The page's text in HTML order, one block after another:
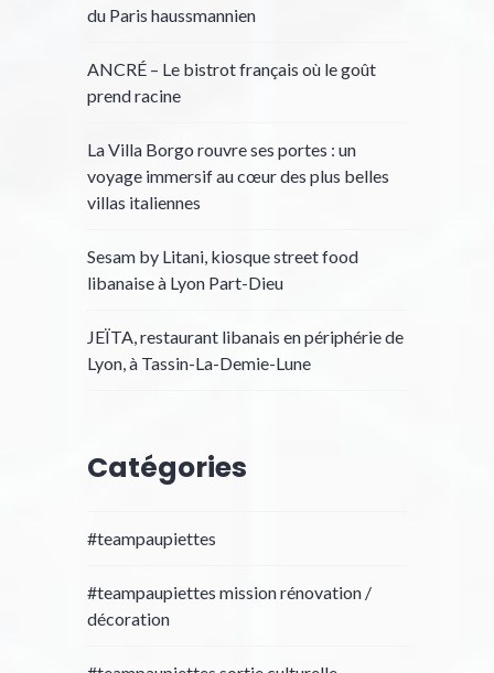
du Paris haussmannien
ANCRÉ – Le bistrot français où le goût
prend racine
La Villa Borgo rouvre ses portes : un
voyage immersif au cœur des plus belles
villas italiennes
Sesam by Litani, kiosque street food
libanaise à Lyon Part-Dieu
JEÏTA, restaurant libanais en périphérie de
Lyon, à Tassin-La-Demie-Lune
Catégories
#teampaupiettes
#teampaupiettes mission rénovation /
décoration